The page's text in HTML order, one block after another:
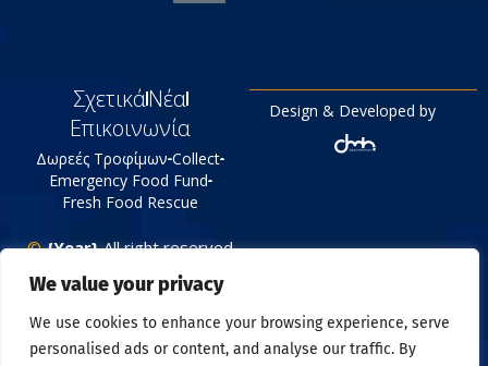
We value your privacy
We use cookies to enhance your browsing experience, serve
personalised ads or content, and analyse our traffic. By
ΣχετικάΝέα
Επικοινωνία
Δωρεές Τροφίμων Collect
Emergency Food Fund
Fresh Food Rescue
© {Year}All right reserved
Tράπεζα Τροφίμων
Πολιτική Απορρήτου
Design & Developed by